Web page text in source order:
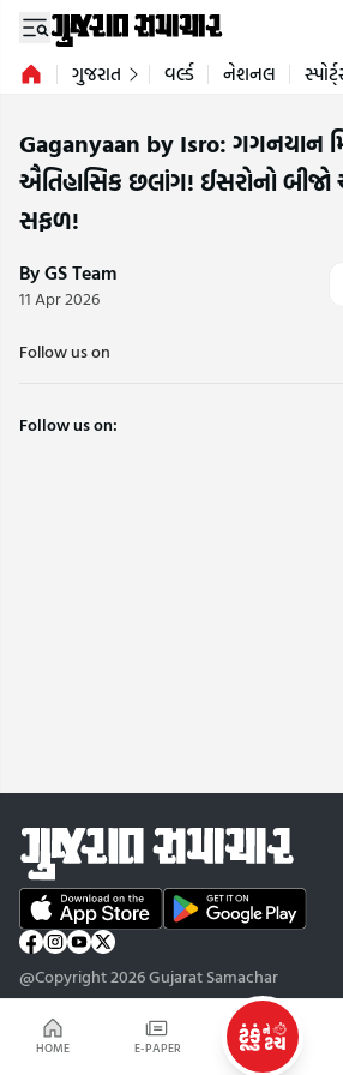
HOME E-PAPER
ગુજરાત વર્લ્ડ નેશનલ
Gaganyaan by Isro: ગગનયાન
ઐતિહાસિક છલાંગ! ઈસરોનો બીજો
સફળ!
By GS Team
11 Apr 2026
Follow us on
Follow us on:
@Copyright 2026 Gujarat Samachar